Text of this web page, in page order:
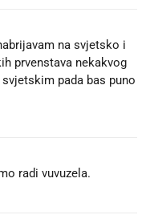
na svjetsko i
prvenstava nekakvog
pada bas puno
radi vuvuzela.